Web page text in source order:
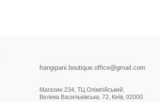
frangipani.boutique.office@gmail.com
Магазин 234, ТЦ Олімпійський,
Велика Васильківська, 72, Київ, 02000